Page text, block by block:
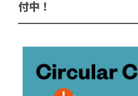
付中！